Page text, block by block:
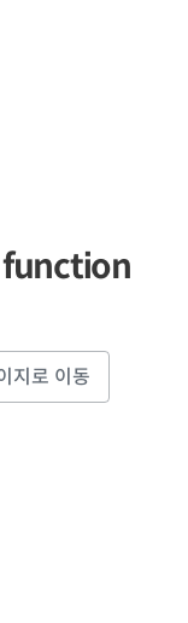
function
지로 이동